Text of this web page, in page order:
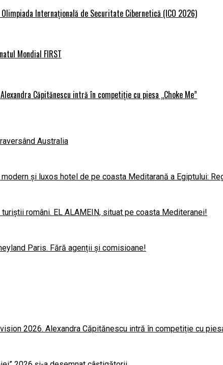
Internațională de Securitate Cibernetică (ICO 2026)
Mondial FIRST
Căpitănescu intră în competiție cu piesa „Choke Me”
Australia
și luxos hotel de pe coasta Meditarană a Egiptului:
români. EL ALAMEIN, situat pe coasta Mediteranei!
Paris. Fără agenții și comisioane!
2026. Alexandra Căpitănescu intră în competiție cu